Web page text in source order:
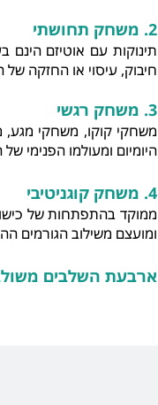
2. משחק תחושתי
תינוקות עם אוטיזם הינם
חיבוק, עיסוי או החזקה של
3. משחק רגשי
משחקי קוקו, משחקי מגע,
היומיום ומעולמו הפנימי
4. משחק קוגניטיבי
ממוקד בהתפתחות של
ומועצם משילוב הגורמים
ארבעת השלבים